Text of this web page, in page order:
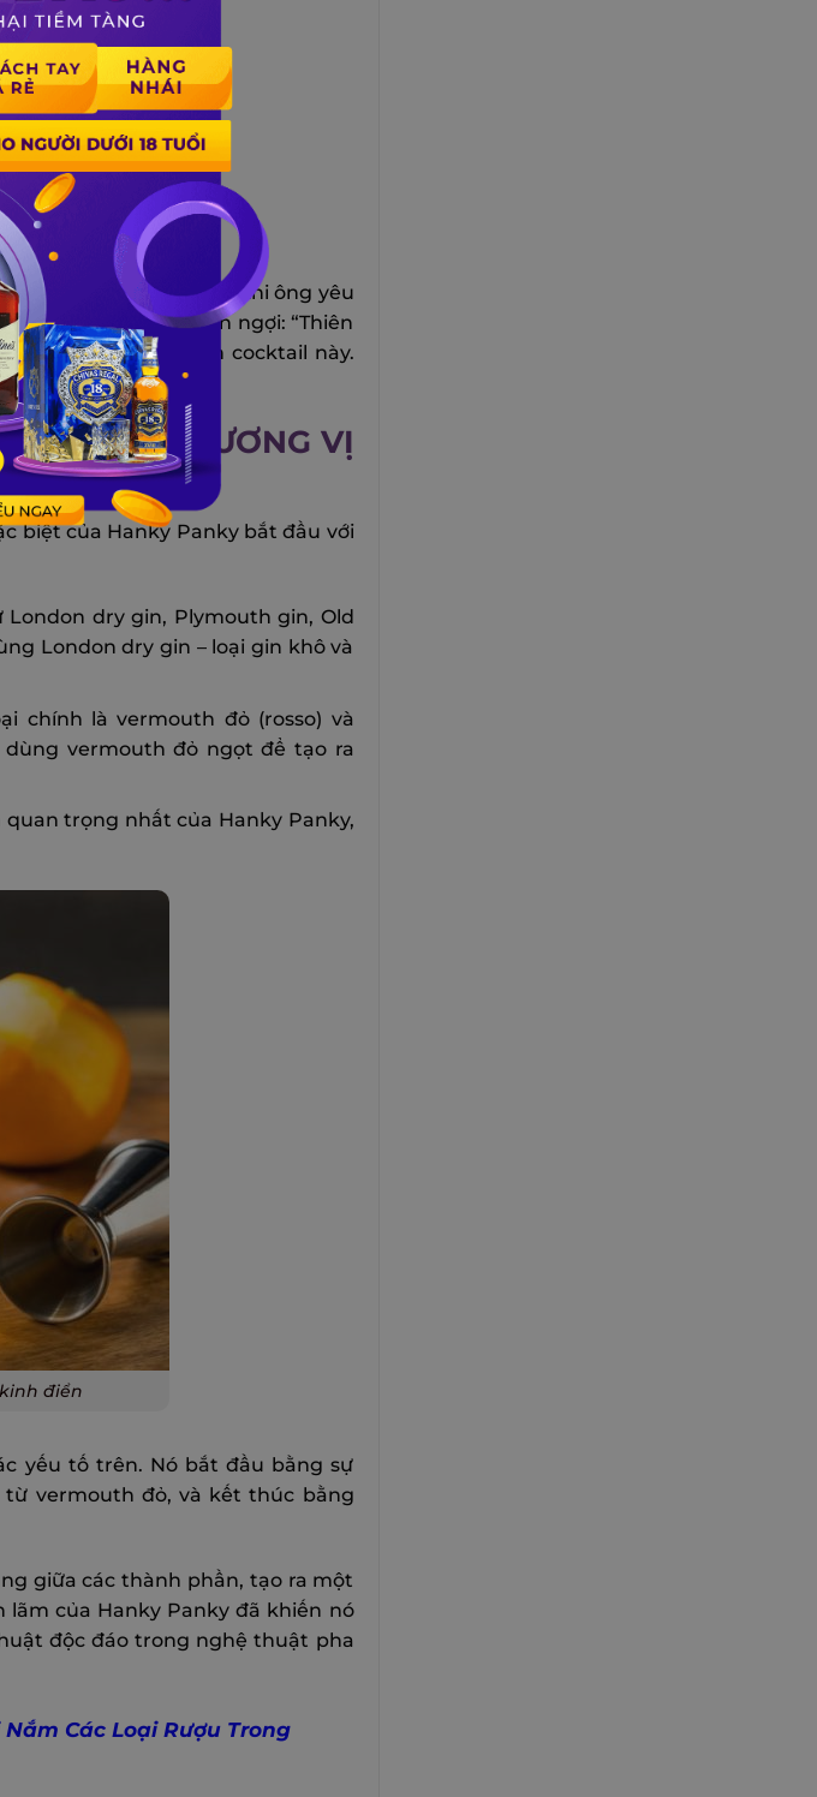
và nhà văn nổi tiếng, khi ông yêu
Hawtrey đã khen ngợi: “Thiên
dùng để chỉ món cocktail này.
LÀ GÌ? HƯƠNG VỊ
biệt của Hanky Panky bắt đầu với
dry gin, Plymouth gin, Old
London dry gin – loại gin khô và
chính là vermouth đỏ (rosso) và
vermouth đỏ ngọt để tạo ra
trọng nhất của Hanky Panky,
điển
yếu tố trên. Nó bắt đầu bằng sự
vermouth đỏ, và kết thúc bằng
giữa các thành phần, tạo ra một
của Hanky Panky đã khiến nó
độc đáo trong nghệ thuật pha
Các Loại Rượu Trong